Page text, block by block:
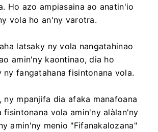
Ho azo ampiasaina ao anatin'io
vola ho an'ny varotra.
latsaky ny vola nangatahinao
amin'ny kaontinao, dia ho
ny fangatahana fisintonana vola.
ny mpanjifa dia afaka manafoana
fisintonana vola amin'ny alàlan'ny
amin'ny menio "Fifanakalozana"